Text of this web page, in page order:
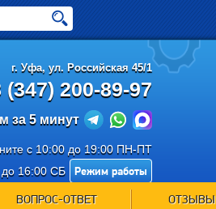
г. Уфа, ул. Российская 45/1
(347) 200-89-97
за 5 минут
с 10:00 до 19:00 ПН-ПТ
до 16:00 СБ
Режим работы
ВОПРОС-ОТВЕТ ОТЗЫВЫ